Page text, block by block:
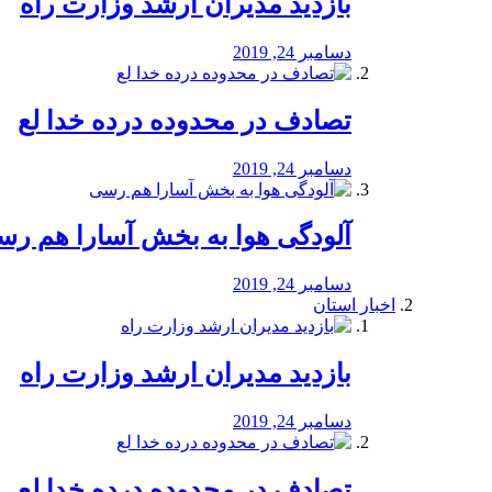
دسامبر 24, 2019
تصادف در محدوده درده خدا لع
دسامبر 24, 2019
آلودگی هوا به بخش آسارا هم
دسامبر 24, 2019
اخبار استان
بازدید مدیران ارشد وزارت راه
دسامبر 24, 2019